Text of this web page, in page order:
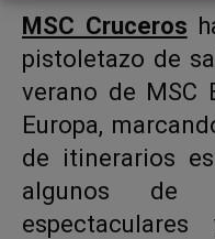
MSC Cruceros
pistoletazo de
verano de MSC
Europa,
de itinerarios
algunos de